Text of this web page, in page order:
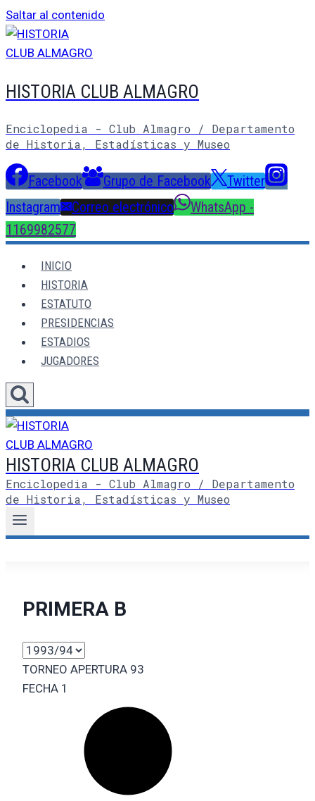
Saltar al contenido
HISTORIA CLUB ALMAGRO
Enciclopedia - Club Almagro / Departamento
de Historia, Estadísticas y Museo
Facebook Grupo de Facebook
Twitter
Instagram
Correo electrónico
WhatsApp -
1169982577
INICIO
HISTORIA
ESTATUTO
PRESIDENCIAS
ESTADIOS
JUGADORES
HISTORIA CLUB ALMAGRO
Enciclopedia - Club Almagro / Departamento
de Historia, Estadísticas y Museo
PRIMERA B
TORNEO APERTURA 93
FECHA 1